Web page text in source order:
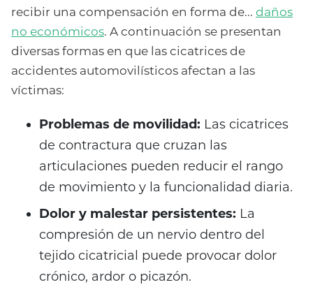
recibir una compensación en forma de... daños
no económicos. A continuación se presentan
diversas formas en que las cicatrices de
accidentes automovilísticos afectan a las
víctimas:
Problemas de movilidad: Las cicatrices
de contractura que cruzan las
articulaciones pueden reducir el rango
de movimiento y la funcionalidad diaria.
Dolor y malestar persistentes: La
compresión de un nervio dentro del
tejido cicatricial puede provocar dolor
crónico, ardor o picazón.